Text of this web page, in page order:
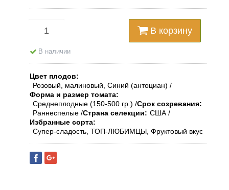
В корзину
В наличии
Цвет плодов
Розовый, малиновый, Синий (антоциан)
Форма и размер томата
Среднеплодные (150-500 гр.) Срок созревания
Раннеспелые Страна селекции
США
Избранные сорта
Супер-сладость, ТОП-ЛЮБИМЦЫ, Фруктовый вкус